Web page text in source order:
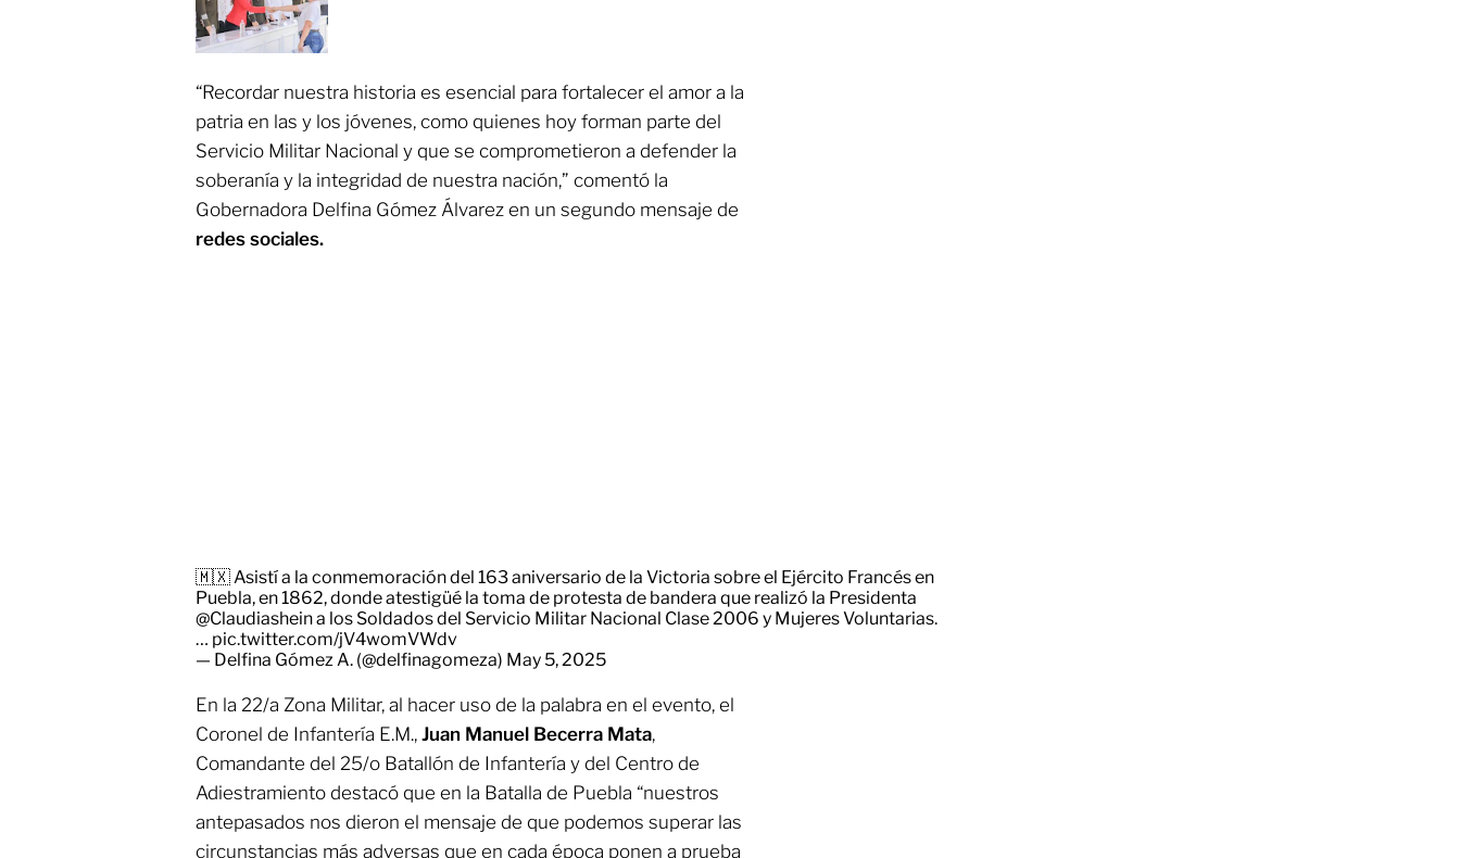
“Recordar nuestra historia es esencial para fortalecer el amor a la
patria en las y los jóvenes, como quienes hoy forman parte del
Servicio Militar Nacional y que se comprometieron a defender la
soberanía y la integridad de nuestra nación,” comentó la
Gobernadora Delfina Gómez Álvarez en un segundo mensaje de
redes sociales.
🇲🇽 Asistí a la conmemoración del 163 aniversario de la Victoria sobre el Ejército Francés en
Puebla, en 1862, donde atestigüé la toma de protesta de bandera que realizó la Presidenta
@Claudiasheina los Soldados del Servicio Militar Nacional Clase 2006 y Mujeres Voluntarias.
… pic.twitter.com/jV4womVWdv
— Delfina Gómez A. (@delfinagomeza) May 5, 2025
En la 22/a Zona Militar, al hacer uso de la palabra en el evento, el
Coronel de Infantería E.M., Juan Manuel Becerra Mata,
Comandante del 25/o Batallón de Infantería y del Centro de
Adiestramiento destacó que en la Batalla de Puebla “nuestros
antepasados nos dieron el mensaje de que podemos superar las
circunstancias más adversas que en cada época ponen a prueba